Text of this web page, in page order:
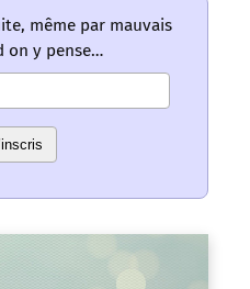
même par mauvais
on y pense…